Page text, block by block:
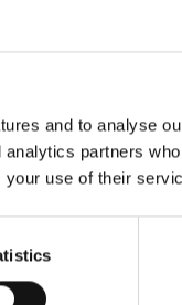
and to analyse
partners
your use of their